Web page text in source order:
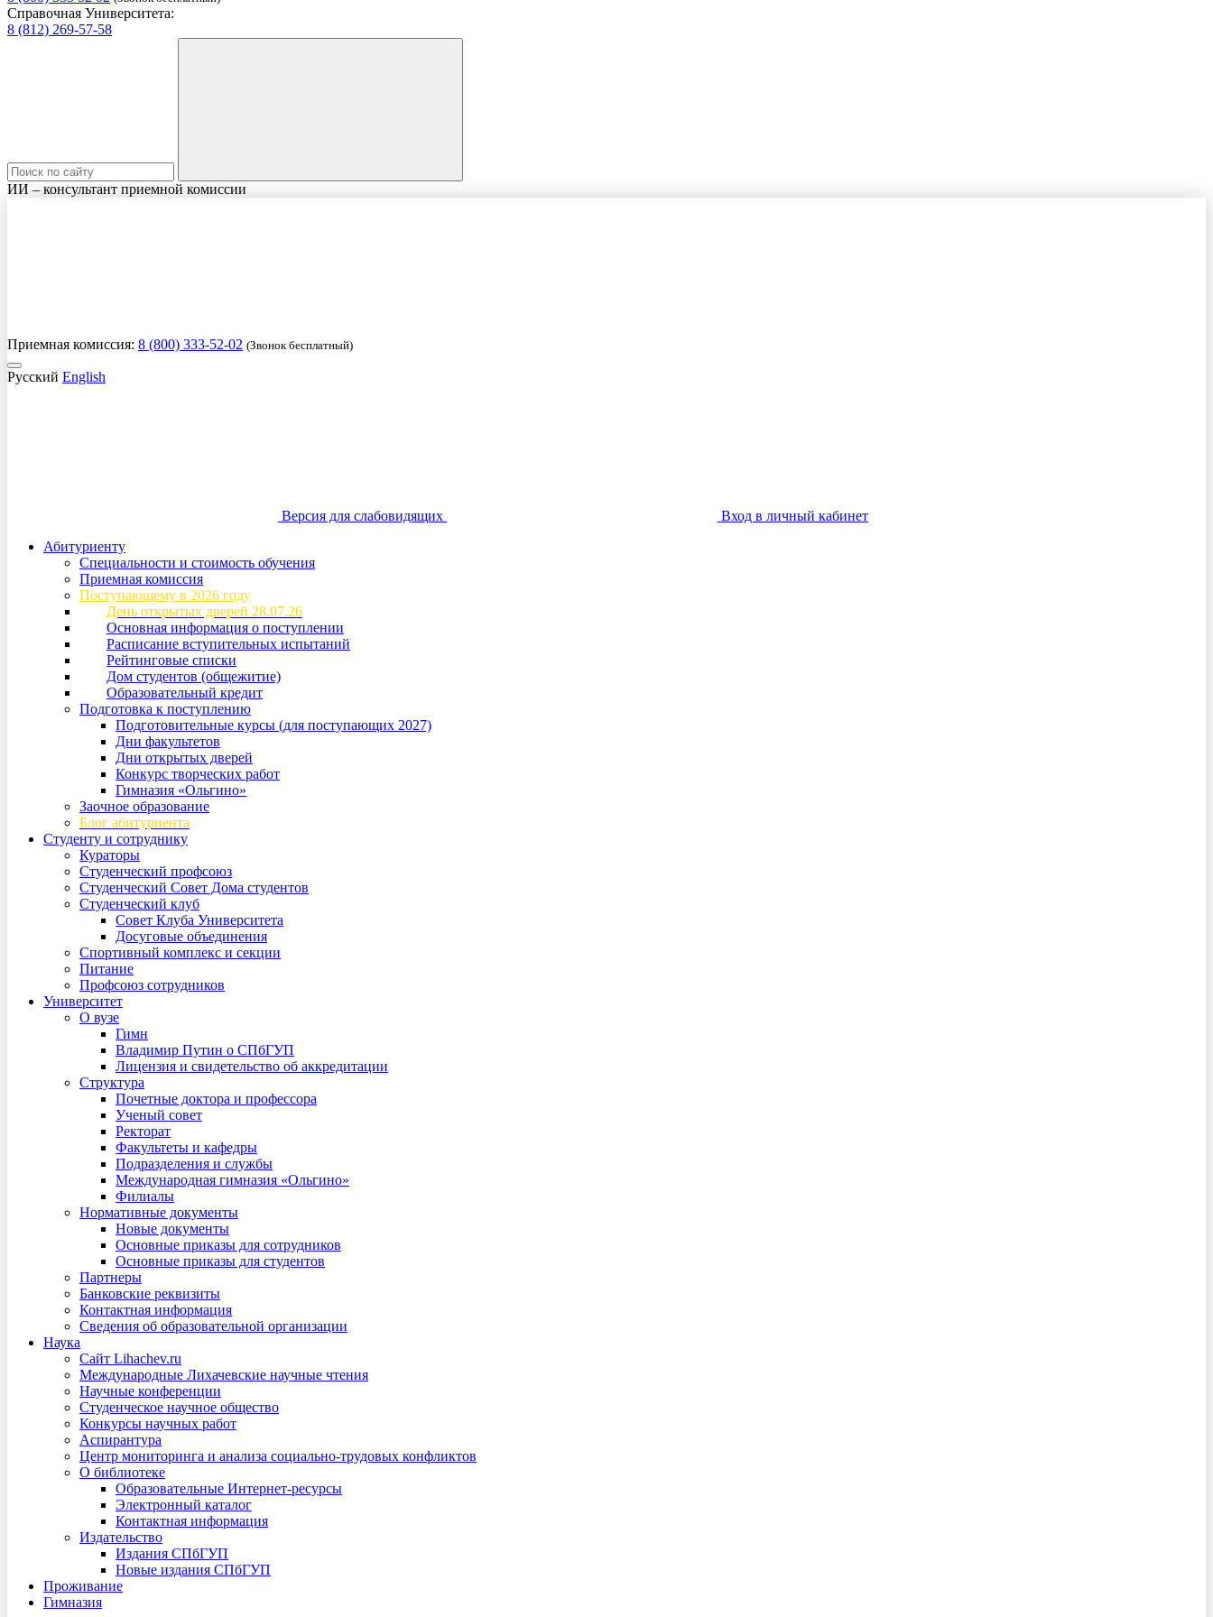
Справочная Университета:
8 (812) 269-57-58
ИИ – консультант приемной комиссии
Приемная комиссия: 8 (800) 333-52-02 (Звонок бесплатный)
Русский English
Версия для слабовидящих
Вход в личный кабинет
Абитуриенту
Специальности и стоимость обучения
Приемная комиссия
Поступающему в 2026 году
День открытых дверей 28.07.26
Основная информация о поступлении
Расписание вступительных испытаний
Рейтинговые списки
Дом студентов (общежитие)
Образовательный кредит
Подготовка к поступлению
Подготовительные курсы (для поступающих 2027)
Дни факультетов
Дни открытых дверей
Конкурс творческих работ
Гимназия «Ольгино»
Заочное образование
Блог абитуриента
Студенту и сотруднику
Кураторы
Студенческий профсоюз
Студенческий Совет Дома студентов
Студенческий клуб
Совет Клуба Университета
Досуговые объединения
Спортивный комплекс и секции
Питание
Профсоюз сотрудников
Университет
О вузе
Гимн
Владимир Путин о СПбГУП
Лицензия и свидетельство об аккредитации
Структура
Почетные доктора и профессора
Ученый совет
Ректорат
Факультеты и кафедры
Подразделения и службы
Международная гимназия «Ольгино»
Филиалы
Нормативные документы
Новые документы
Основные приказы для сотрудников
Основные приказы для студентов
Партнеры
Банковские реквизиты
Контактная информация
Сведения об образовательной организации
Наука
Сайт Lihachev.ru
Международные Лихачевские научные чтения
Научные конференции
Студенческое научное общество
Конкурсы научных работ
Аспирантура
Центр мониторинга и анализа социально-трудовых конфликтов
О библиотеке
Образовательные Интернет-ресурсы
Электронный каталог
Контактная информация
Издательство
Издания СПбГУП
Новые издания СПбГУП
Проживание
Гимназия